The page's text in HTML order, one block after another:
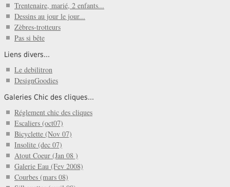
Trentenaire, marié, 2 enfants...
Dessins au jour le jour...
Zèbres-trotteurs
Pas si bête
Liens divers...
Le debilitron
DesignGoodies
Galeries Chic des cliques...
Réglement chic des cliques
Escaliers (oct07)
Bicyclette (Nov 07)
Insolite (dec 07)
Atout Coeur (Jan 08 )
Galerie Eau (Fev 2008)
Courbes (mars 08)